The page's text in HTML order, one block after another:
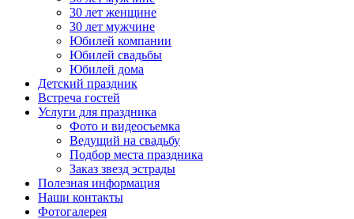
30 лет женщине
30 лет мужчине
Юбилей компании
Юбилей свадьбы
Юбилей дома
Детский праздник
Встреча гостей
Услуги для праздника
Фото и видеосъемка
Ведущий на свадьбу
Подбор места праздника
Заказ звезд эстрады
Полезная информация
Наши контакты
Фотогалерея